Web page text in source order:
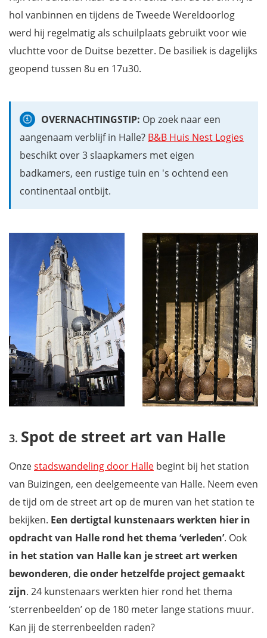
hol vanbinnen en tijdens de Tweede Wereldoorlog
werd hij regelmatig als schuilplaats gebruikt voor wie
vluchtte voor de Duitse bezetter. De basiliek is dagelijks
geopend tussen 8u en 17u30.
OVERNACHTINGSTIP: Op zoek naar een
aangenaam verblijf in Halle? B&B Huis Nest Logies
beschikt over 3 slaapkamers met eigen
badkamers, een rustige tuin en 's ochtend een
continentaal ontbijt.
Spot de street art van Halle
Onzestadswandeling door Halle begint bij het station
van Buizingen, een deelgemeente van Halle. Neem even
de tijd om de street art op de muren van het station te
bekijken. Een dertigtal kunstenaars werkten hier in
opdracht van Halle rond het thema ‘verleden’. Ook
in het station van Halle kan je street art werken
bewonderen, die onder hetzelfde project gemaakt
zijn. 24 kunstenaars werkten hier rond het thema
‘sterrenbeelden’ op de 180 meter lange stations muur.
Kan jij de sterrenbeelden raden?